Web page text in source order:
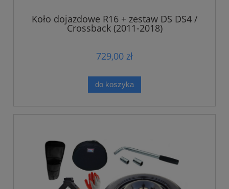
Koło dojazdowe R16 + zestaw DS DS4 /
Crossback (2011-2018)
729,00 zł
do koszyka